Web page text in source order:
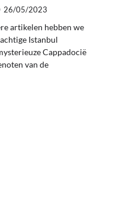
26/05/2023
artikelen hebben we
Istanbul
Cappadocië
van de